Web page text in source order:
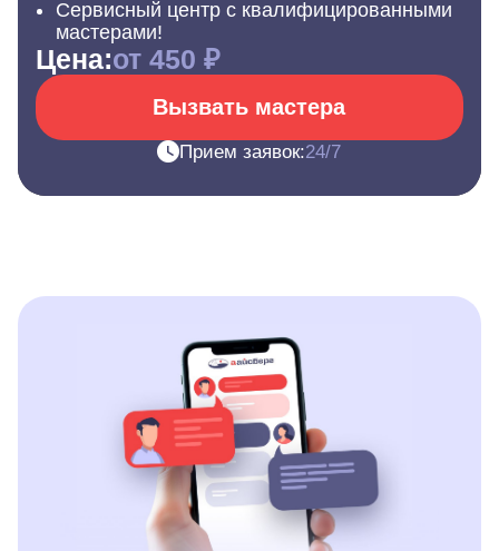
Сервисный центр с квалифицированными
мастерами!
Цена:от 450 ₽
Вызвать мастера
Прием заявок:24/7